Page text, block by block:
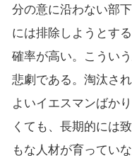
分の意に沿わない部
には排除しようとす
確率が高い。こうい
悲劇である。淘汰さ
よいイエスマンばか
くても、長期的には
もな人材が育ってい